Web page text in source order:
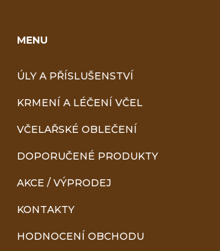
MENU
ÚLY A PŘÍSLUŠENSTVÍ
KRMENÍ A LÉČENÍ VČEL
VČELAŘSKÉ OBLEČENÍ
DOPORUČENÉ PRODUKTY
AKCE / VÝPRODEJ
KONTAKTY
HODNOCENÍ OBCHODU